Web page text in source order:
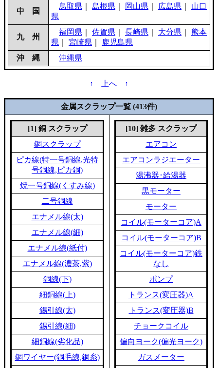
中 国
鳥取県 島根県 岡山県 広島県
山口
県
九 州
福岡県 佐賀県 長崎県 大分県
熊本
県
宮崎県
鹿児島県
沖 縄
沖縄県
↑ 上へ ↑
金属スクラップ一覧 (413件)
[1] 銅 スクラップ
銅スクラップ
ピカ線(特一号銅線,光特
号銅線,ピカ銅)
焼一号銅線(くすみ線)
二号銅線
エナメル線(太)
エナメル線(細)
エナメル線(紙付)
エナメル線(濃茶,紫)
銅線(下)
細銅線(上)
錫引線(太)
錫引線(細)
細銅線(劣化品)
銅ワイヤー(銅毛線,銅糸)
[10] 雑多 スクラップ
エアコン
エアコンラジエーター
湯沸器･給湯器
黒モーター
モーター
コイル(モーターコア)A
コイル(モーターコア)B
コイル(モーターコア)鉄
なし
ポンプ
トランス(変圧器)A
トランス(変圧器)B
チョークコイル
偏向ヨーク(偏光ヨーク)
ガスメーター